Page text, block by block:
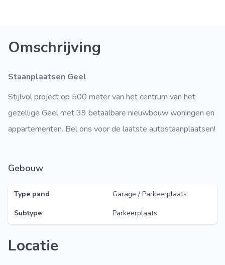
Omschrijving
Staanplaatsen Geel
Stijlvol project op 500 meter van het centrum van het
gezellige Geel met 39 betaalbare nieuwbouw woningen en
appartementen. Bel ons voor de laatste autostaanplaatsen!
Gebouw
Type pand
Garage / Parkeerplaats
Subtype
Parkeerplaats
Locatie